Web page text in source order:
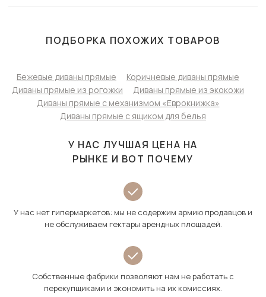
ПОДБОРКА ПОХОЖИХ ТОВАРОВ
Бежевые диваны прямые
Коричневые диваны прямые
Диваны прямые из рогожки
Диваны прямые из экокожи
Диваны прямые с механизмом «Еврокнижка»
Диваны прямые с ящиком для белья
У НАС ЛУЧШАЯ ЦЕНА НА
РЫНКЕ И ВОТ ПОЧЕМУ
У нас нет гипермаркетов: мы не содержим армию продавцов и
не обслуживаем гектары арендных площадей.
Собственные фабрики позволяют нам не работать с
перекупщиками и экономить на их комиссиях.